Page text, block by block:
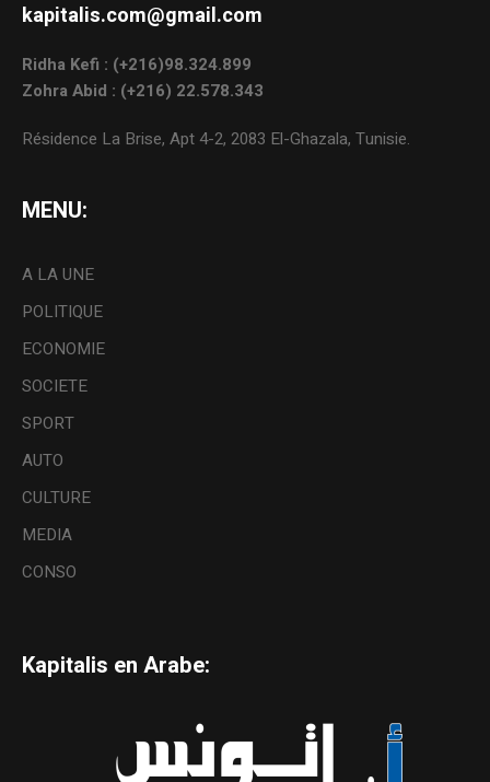
kapitalis.com@gmail.com
Ridha Kefi : (+216)98.324.899
Zohra Abid : (+216) 22.578.343
Résidence La Brise, Apt 4-2, 2083 El-Ghazala, Tunisie.
MENU:
A LA UNE
POLITIQUE
ECONOMIE
SOCIETE
SPORT
AUTO
CULTURE
MEDIA
CONSO
Kapitalis en Arabe: